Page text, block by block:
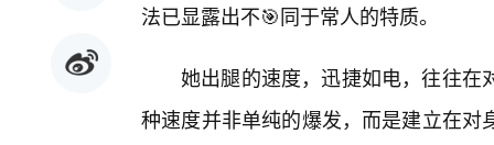
法已显露出不🎯同于常人的特质。
她出腿的速度，迅捷如电，往往在
种速度并非单纯的爆发，而是建立在